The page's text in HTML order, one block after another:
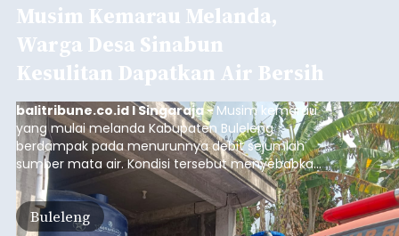
Musim Kemarau Melanda,
Warga Desa Sinabun
Kesulitan Dapatkan Air Bersih
balitribune.co.id I Singaraja -Musim kemarau
yang mulai melanda Kabupaten Buleleng
berdampak pada menurunnya debit sejumlah
sumber mata air. Kondisi tersebut menyebabkan
warga di beberapa desa mulai mengalami
kesulitan mendapatkan air bersih, terutama
untuk memenuhi kebutuhan mandi, cuci, dan
Buleleng